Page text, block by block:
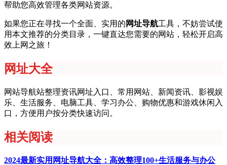
帮助您高效管理各类网站资源。
如果您正在寻找一个全面、实用的 网址导航工具，不妨尝试使
用本文推荐的分类目录，一键直达您需要的网站，轻松开启高
效上网之旅！
网址大全
网站导航站整理资讯网址入口、常用网站、新闻资讯、影视娱
乐、生活服务、电脑工具、学习办公、购物优惠和游戏休闲入
口，方便用户按分类快速访问。
相关阅读
2024最新实用网址导航大全：高效整理100+生活服务与办公